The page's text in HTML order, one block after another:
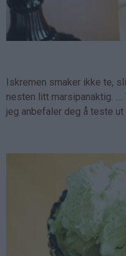
Iskremen smaker ikke te,
nesten litt marsipanaktig.
jeg anbefaler deg å teste